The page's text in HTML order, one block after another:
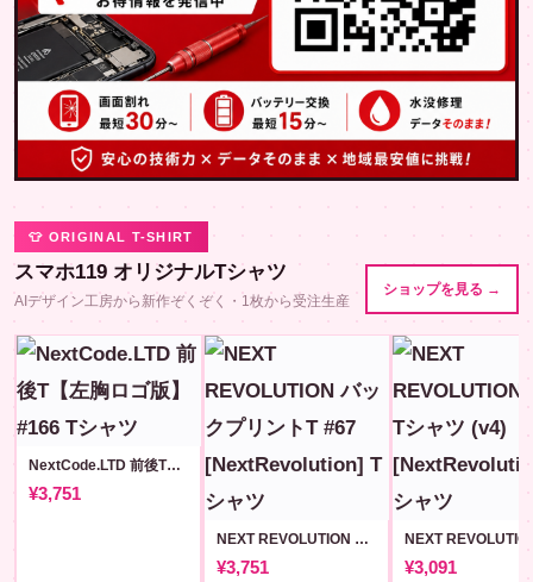
👕 ORIGINAL T-SHIRT
スマホ119 オリジナルTシャツ
AIデザイン工房から新作ぞくぞく・1枚から受注生産
ショップを見る →
NextCode.LTD 前後T【左胸ロゴ版】#166
¥3,751
NEXT REVOLUTION バックプリントT #67 [NextRevolution]
¥3,751 ¥3,091